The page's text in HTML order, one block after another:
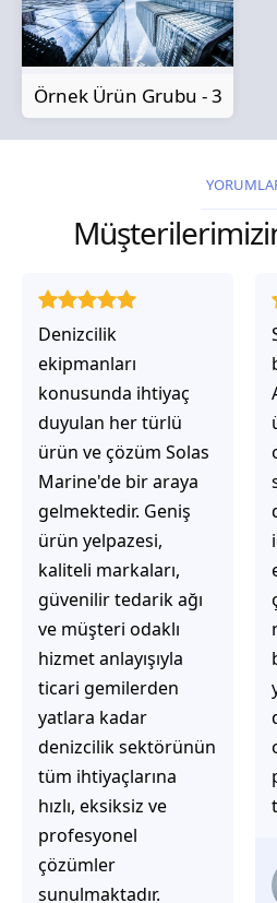
Örnek Ürün Grubu - 3
Solas Marine ailesine,
başta Aykut Bey ve
Ayhan Bey olmak
üzere, göstermiş
oldukları güven,
samimiyet, destek ve
değerli iş birliği için
içtenlikle teşekkür
ediyorum. Birlikte
çalışmaktan büyük
memnuniyet duyuyor,
başarılarla dolu uzun
yıllar boyunca aynı
dayanışma ve güven
ortamında nice
projelere imza atmayı
temenni ediyorum.
Kaptan Deniz